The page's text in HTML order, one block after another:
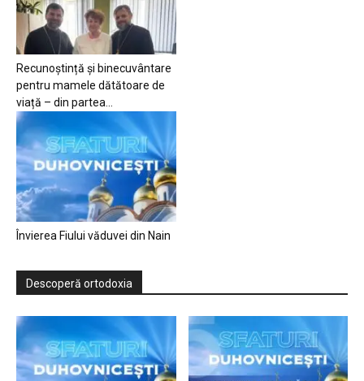
Recunoștință și binecuvântare
pentru mamele dătătoare de
viață – din partea...
Învierea Fiului văduvei din Nain
Descoperă ortodoxia